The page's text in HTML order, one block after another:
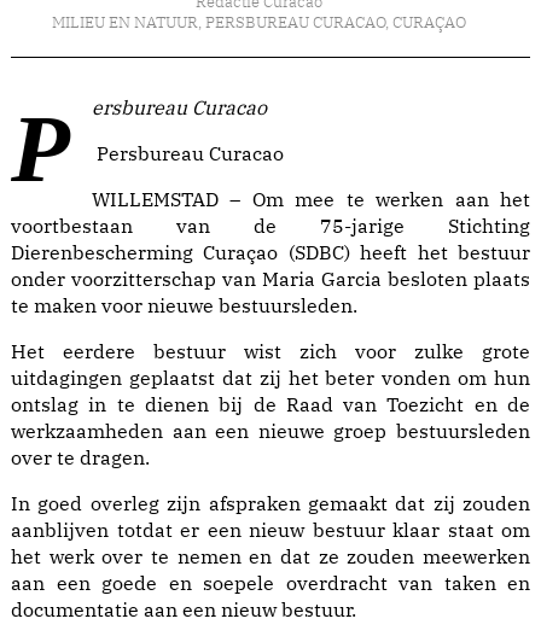
MILIEU EN NATUUR, PERSBUREAU CURACAO, CURAÇAO
Persbureau Curacao
Persbureau Curacao
WILLEMSTAD – Om mee te werken aan het
voortbestaan van de 75-jarige Stichting
Dierenbescherming Curaçao (SDBC) heeft het bestuur
onder voorzitterschap van Maria Garcia besloten plaats
te maken voor nieuwe bestuursleden.
Het eerdere bestuur wist zich voor zulke grote
uitdagingen geplaatst dat zij het beter vonden om hun
ontslag in te dienen bij de Raad van Toezicht en de
werkzaamheden aan een nieuwe groep bestuursleden
over te dragen.
In goed overleg zijn afspraken gemaakt dat zij zouden
aanblijven totdat er een nieuw bestuur klaar staat om
het werk over te nemen en dat ze zouden meewerken
aan een goede en soepele overdracht van taken en
documentatie aan een nieuw bestuur.